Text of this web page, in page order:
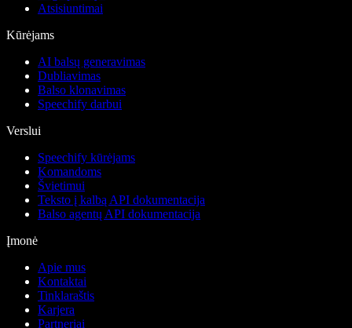
Atsisiuntimai
Kūrėjams
AI balsų generavimas
Dubliavimas
Balso klonavimas
Speechify darbui
Verslui
Speechify kūrėjams
Komandoms
Švietimui
Teksto į kalbą API dokumentacija
Balso agentų API dokumentacija
Įmonė
Apie mus
Kontaktai
Tinklaraštis
Karjera
Partneriai